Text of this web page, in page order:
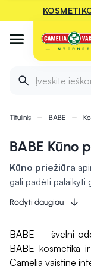
Įveskite
Titulinis BABE
BABE Kūno
Kūno priežiūra
gali padėti palaikyti
Priemonės odai,
šveitikliai,
šalina nešvarumus
balzamaigali
Rodyti daugiau
BABE – švelni
BABE kosmetika
Camelia vaistine